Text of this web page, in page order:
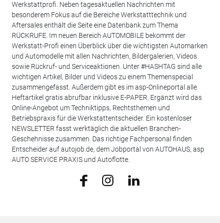
Werkstattprofi. Neben tagesaktuellen Nachrichten mit
besonderem Fokus auf die Bereiche Werkstatttechnik und
Aftersales enthält die Seite eine Datenbank zum Thema
RÜCKRUFE. Im neuen Bereich AUTOMOBILE bekommt der
Werkstatt-Profi einen Überblick über die wichtigsten Automarken
und Automodelle mit allen Nachrichten, Bildergalerien, Videos
sowie Rückruf- und Serviceaktionen. Unter #HASHTAG sind alle
wichtigen Artikel, Bilder und Videos zu einem Themenspecial
zusammengefasst. Außerdem gibt es im asp-Onlineportal alle
Heftartikel gratis abrufbar inklusive E-PAPER. Ergänzt wird das
Online-Angebot um Techniktipps, Rechtsthemen und
Betriebspraxis für die Werkstattentscheider. Ein kostenloser
NEWSLETTER fasst werktäglich die aktuellen Branchen-
Geschehnisse zusammen. Das richtige Fachpersonal finden
Entscheider auf autojob.de, dem Jobportal von AUTOHAUS, asp
AUTO SERVICE PRAXIS und Autoflotte.